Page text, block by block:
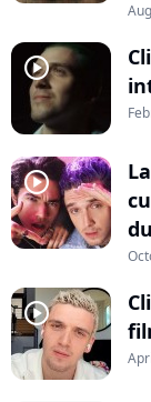
player2
player2
player2